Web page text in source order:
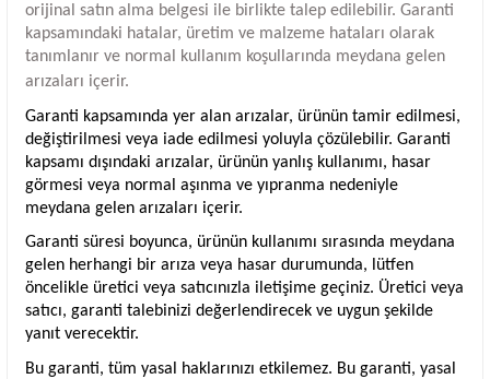
orijinal satın alma belgesi ile birlikte talep edilebilir. Garanti
kapsamındaki hatalar, üretim ve malzeme hataları olarak
tanımlanır ve normal kullanım koşullarında meydana gelen
arızaları içerir.
Garanti kapsamında yer alan arızalar, ürünün tamir edilmesi,
değiştirilmesi veya iade edilmesi yoluyla çözülebilir. Garanti
kapsamı dışındaki arızalar, ürünün yanlış kullanımı, hasar
görmesi veya normal aşınma ve yıpranma nedeniyle
meydana gelen arızaları içerir.
Garanti süresi boyunca, ürünün kullanımı sırasında meydana
gelen herhangi bir arıza veya hasar durumunda, lütfen
öncelikle üretici veya satıcınızla iletişime geçiniz. Üretici veya
satıcı, garanti talebinizi değerlendirecek ve uygun şekilde
yanıt verecektir.
Bu garanti, tüm yasal haklarınızı etkilemez. Bu garanti, yasal